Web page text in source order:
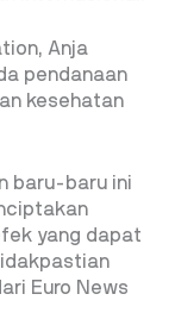
Anja
pendanaan
kesehatan
baru-baru ini
yang dapat
Euro News